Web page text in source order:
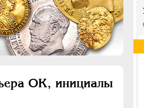
ОК, инициалы